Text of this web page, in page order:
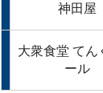
神田屋
大衆食堂 てん
ール